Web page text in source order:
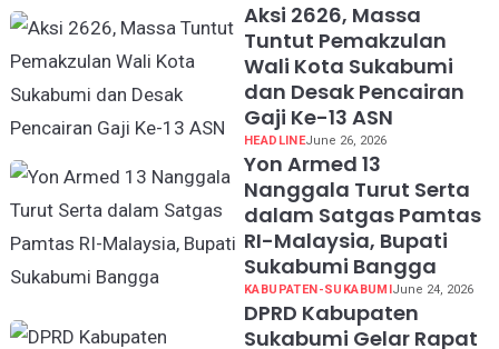
Aksi 2626, Massa
Tuntut Pemakzulan
Wali Kota Sukabumi
dan Desak Pencairan
Gaji Ke-13 ASN
HEADLINEJune 26, 2026
Yon Armed 13
Nanggala Turut Serta
dalam Satgas Pamtas
RI-Malaysia, Bupati
Sukabumi Bangga
KABUPATEN-SUKABUMI June 24, 2026
DPRD Kabupaten
Sukabumi Gelar Rapat